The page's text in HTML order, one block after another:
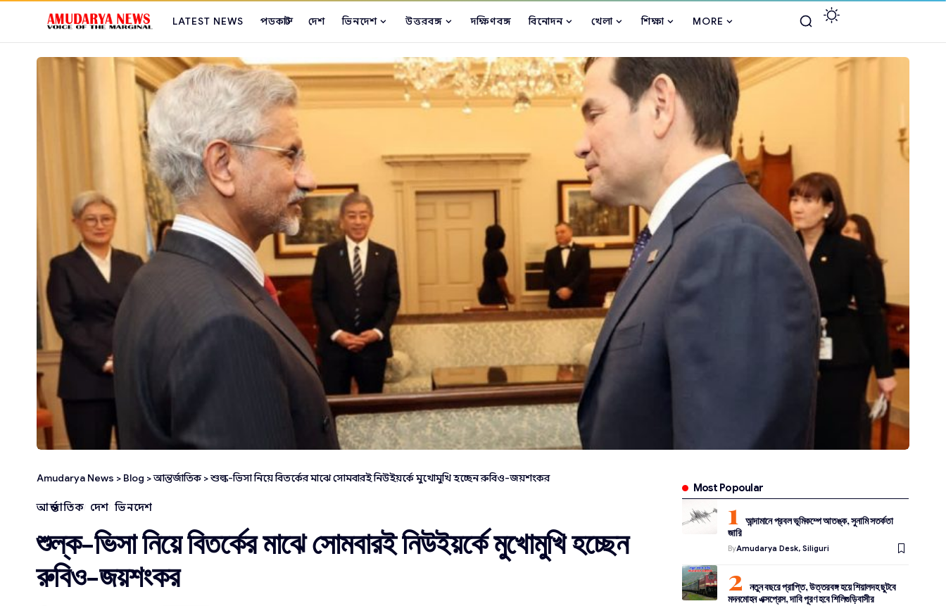
LATEST NEWS পডকাস্ট দেশ ভিনদেশ উত্তরবঙ্গ দক্ষিণবঙ্গ বিনোদন খেলা শিক্ষা MORE
Amudarya News > Blog >আন্তর্জাতিক>শুল্ক-ভিসা নিয়ে বিতর্কের মাঝে সোমবারই নিউইয়র্কে মুখোমুখি হচ্ছেন রুবিও-জয়শংকর
আন্তর্জাতিক দেশ ভিনদেশ
শুল্ক-ভিসা নিয়ে বিতর্কের মাঝে সোমবারই নিউইয়র্কে মুখোমুখি হচ্ছেন
রুবিও-জয়শংকর
Most Popoular
আন্দামানে প্রবল ভূমিকম্পে আতঙ্ক, সুনামি সতর্কতা
জারি
ByAmudarya Desk, Siliguri
নতুন বছরে প্রাপ্তি, উত্তরবঙ্গ হয়ে শিয়ালদহ ছুটবে
মদনমোহন এক্সপ্রেস, দাবি পূরণ হবে শিলিগুড়িবাসীর